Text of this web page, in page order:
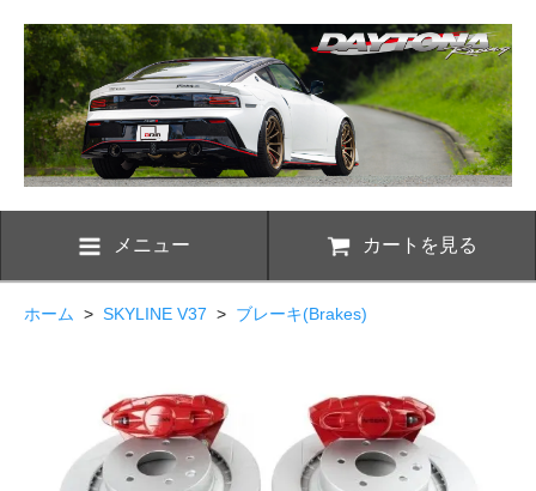
メニュー カートを見る
ホーム > SKYLINE V37 > ブレーキ(Brakes)